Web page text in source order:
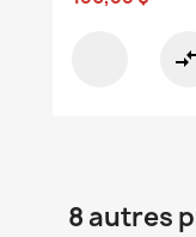
8 autres